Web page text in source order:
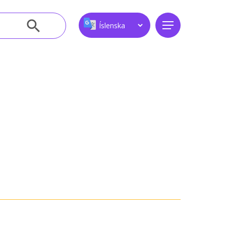
Leitarhnappur
Menu